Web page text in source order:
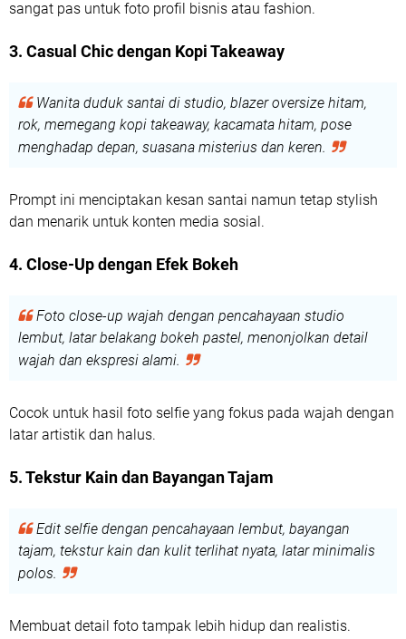
sangat pas untuk foto profil bisnis atau fashion.
3. Casual Chic dengan Kopi Takeaway
Wanita duduk santai di studio, blazer oversize hitam,
rok, memegang kopi takeaway, kacamata hitam, pose
menghadap depan, suasana misterius dan keren.
Prompt ini menciptakan kesan santai namun tetap stylish
dan menarik untuk konten media sosial.
4. Close-Up dengan Efek Bokeh
Foto close-up wajah dengan pencahayaan studio
lembut, latar belakang bokeh pastel, menonjolkan detail
wajah dan ekspresi alami.
Cocok untuk hasil foto selfie yang fokus pada wajah dengan
latar artistik dan halus.
5. Tekstur Kain dan Bayangan Tajam
Edit selfie dengan pencahayaan lembut, bayangan
tajam, tekstur kain dan kulit terlihat nyata, latar minimalis
polos.
Membuat detail foto tampak lebih hidup dan realistis.